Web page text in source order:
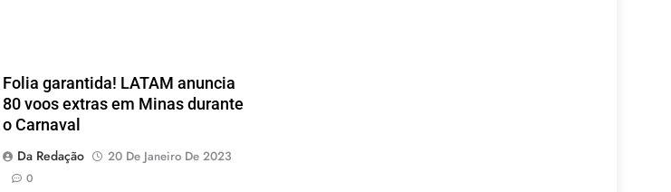
Folia garantida! LATAM anuncia
80 voos extras em Minas durante
o Carnaval
Da Redação
20 De Janeiro De 2023
0